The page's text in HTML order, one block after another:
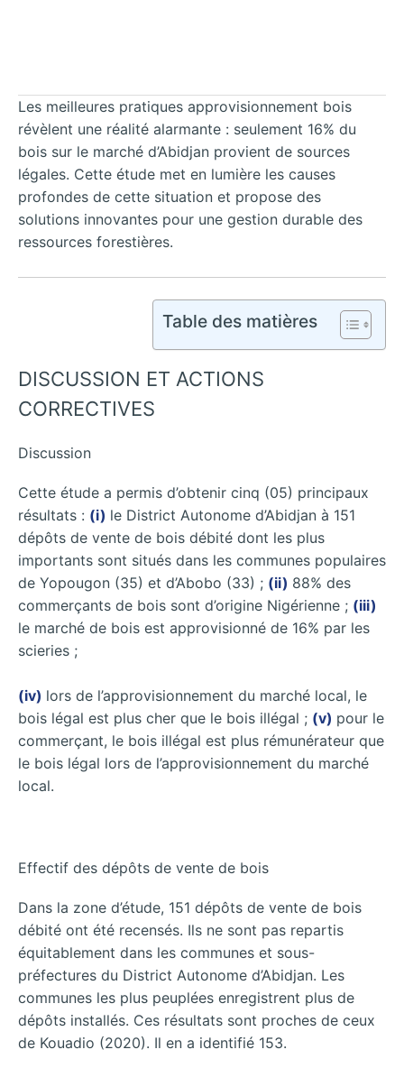
Les meilleures pratiques approvisionnement bois
révèlent une réalité alarmante : seulement 16% du
bois sur le marché d’Abidjan provient de sources
légales. Cette étude met en lumière les causes
profondes de cette situation et propose des
solutions innovantes pour une gestion durable des
ressources forestières.
Table des matières
DISCUSSION ET ACTIONS
CORRECTIVES
Discussion
Cette étude a permis d’obtenir cinq (05) principaux
résultats : (i) le District Autonome d’Abidjan à 151
dépôts de vente de bois débité dont les plus
importants sont situés dans les communes populaires
de Yopougon (35) et d’Abobo (33) ; (ii) 88% des
commerçants de bois sont d’origine Nigérienne ; (iii)
le marché de bois est approvisionné de 16% par les
scieries ;
(iv) lors de l’approvisionnement du marché local, le
bois légal est plus cher que le bois illégal ; (v) pour le
commerçant, le bois illégal est plus rémunérateur que
le bois légal lors de l’approvisionnement du marché
local.
Effectif des dépôts de vente de bois
Dans la zone d’étude, 151 dépôts de vente de bois
débité ont été recensés. Ils ne sont pas repartis
équitablement dans les communes et sous-
préfectures du District Autonome d’Abidjan. Les
communes les plus peuplées enregistrent plus de
dépôts installés. Ces résultats sont proches de ceux
de Kouadio (2020). Il en a identifié 153.